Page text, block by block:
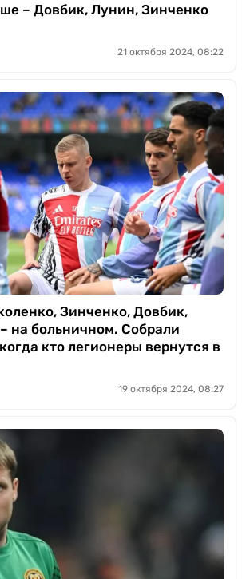
– Довбик, Лунин, Зинченко
21 октября 2024, 08:22
Зинченко, Довбик,
на больничном. Собрали
кто легионеры вернутся в
19 октября 2024, 08:27